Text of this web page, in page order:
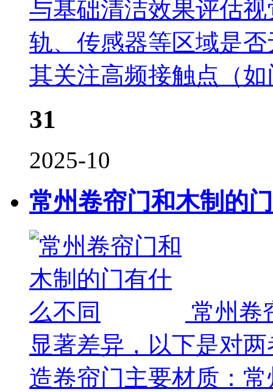
与基础清洁效果评估
轨、传感器等区域是
其关注高频接触点（
31
2025-10
常州卷帘门和木制的
常州卷
显著差异，以下是对
造卷帘门主要材质：